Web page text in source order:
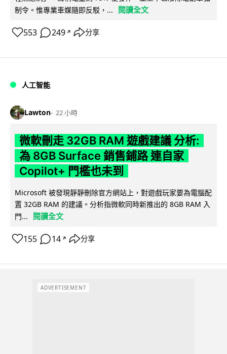
制令。惟專業車媒隨即反駁，...
閱讀全文
553 249 ↗ 分享
人工智能
Lawton 22 小時
微軟刪走 32GB RAM 遊戲建議 分析:
為 8GB Surface 銷售鋪路 連自家
Copilot+ 門檻也未到
Microsoft 被發現靜靜刪除官方網站上，對遊戲玩家要為電腦配
置 32GB RAM 的建議。分析指微軟同時新推出的 8GB RAM 入
門...
閱讀全文
155 14 ↗ 分享
ADVERTISEMENT